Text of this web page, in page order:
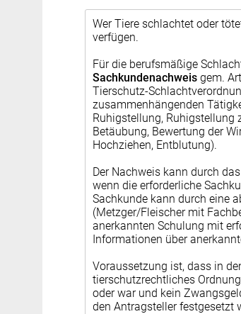
Wer Tiere schlachtet oder
verfügen.
Für die berufsmäßige
Sachkundenachweis gem.
Tierschutz-
zusammenhängenden
Ruhigstellung, Ruhigstellung
Betäubung, Bewertung der
Hochziehen, Entblutung).
Der Nachweis kann durch
wenn die erforderliche
Sachkunde kann durch eine
(Metzger/Fleischer mit
anerkannten Schulung mit
Informationen über
Voraussetzung ist, dass in
tierschutzrechtliches
oder war und kein
den Antragsteller festgesetzt